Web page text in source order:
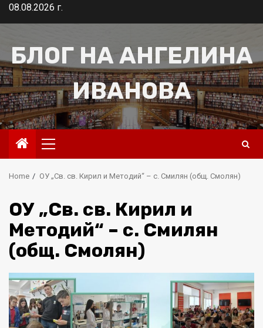
Skip08.08.2026 г.
БЛОГ НА АНГЕЛИНА
ИВАНОВА
Primary
Menu
Home ОУ „Св. св. Кирил и Методий“ – с. Смилян (общ. Смолян)
ОУ „Св. св. Кирил и
Методий“ – с. Смилян
(общ. Смолян)